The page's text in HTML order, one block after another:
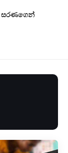
සරණගෙන්